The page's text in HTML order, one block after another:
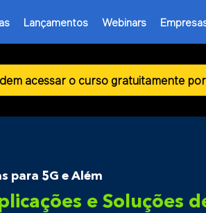
Lançamentos Webinars
acessar o curso gratuitamente
para 5G e Além
e Soluções